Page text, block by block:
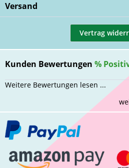
Versand
Vertrag
Kunden Bewertungen %
Weitere Bewertungen lesen ...